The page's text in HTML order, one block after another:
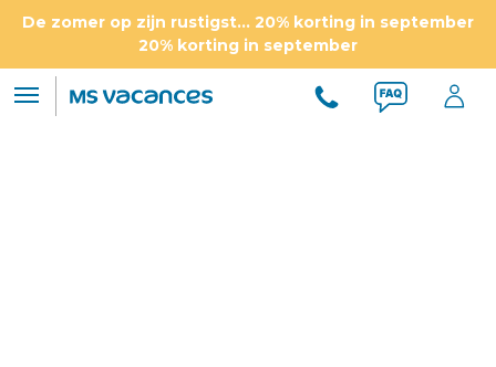
De zomer op zijn rustigst... 20% korting in september
20% korting in september